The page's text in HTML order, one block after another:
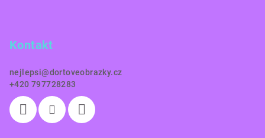
Kontakt
nejlepsi@dortoveobrazky.cz
+420 797728283